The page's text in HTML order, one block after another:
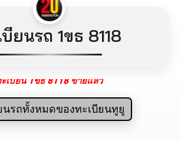
บียนรถ 1ขธ 8118
เบียน 1ขธ 8118 ขายแล้ว